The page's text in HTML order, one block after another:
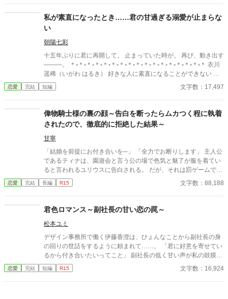
ら想っていた令嬢がいたのに、彼女は第二王子の婚約者になって
しまったので長年婚約者を作っていなかったという噂がある。そ
れだというのに王命で大嫌いなジェシカを娶ることになったの
だ。 いくら政略結婚とはいえ、ヒューパートに抱かれるのは嫌
だ。子供ができないという理由があれば離縁できると考えたジェ
シカは白い結婚を望み、ヒューパートもそれを受け入れた。 そ
のはず、だったのだが……？ 離縁を望みながらも徐々に絆され
ていく公爵令嬢と、実は彼女のことが大好きで仕方ないツンデレ
皇太子によるじれじれラブストーリー。 ※こちらの作品は小説家
私が素直になったとき……君の甘過ぎる溺愛が止まらな
い
朝陽七彩
十五年ぶりに君に再開して。 止まっていた時が。 再び、動き出す
―――。 ＊◦＊◦＊◦＊◦＊◦＊◦＊◦＊◦＊◦＊◦＊◦＊◦＊◦＊◦＊◦＊◦＊ 衣川
遥稀（いがわ はるき） 好きな人に素直になることができない 松
尾聖志（まつお さとし） イケメンで人気者 ＊◦＊◦＊◦＊◦＊◦＊◦＊◦
＊◦＊◦＊◦＊◦＊◦＊◦＊◦＊◦＊◦＊
恋愛 完結 短編 文字数：17,497
偉物騎士様の裏の顔～告白を断ったらムカつく程に執着
されたので、徹底的に拒絶した結果～
甘寧
「結婚を前提にお付き合いを─」 「全力でお断りします」 主人公
であるティナは、園遊会と言う公の場で色気と魅了が服を着てい
ると言われるユリウスに告白される。 だが、それは罰ゲームで言
わされていると言うことを知っているティナは即答で断りを入れ
た。 …それがよくなかった。プライドを傷けられたユリウスはテ
ウスの本心は違う様で… 一方、ユリウスに関心を持たれたティナ
らせと、ユリウスの病的までの執着から逃げる日々だったが……
恋愛 完結 長編 R15 文字数：88,188
君色ロマンス～副社長の甘い恋の罠～
松本ユミ
デザイン事務所で働く伊藤香澄は、ひょんなことから副社長の身
の回りの世話をするように頼まれて……。 「君に好意を寄せてい
るから付き合いたいってこと」 副社長の低く甘い声が私の鼓膜を
震わせ、封じ込めたはずのあなたへの想いがあふれ出す。 真面目
OLの恋の行方は？
恋愛 完結 短編 R15 文字数：16,924